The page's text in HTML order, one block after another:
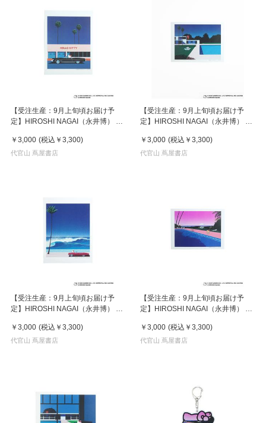
【受注生産：9月上旬頃お届け予
定】HIROSHI NAGAI（永井博） ×
スター / KTHN-PT Untitled 1
￥3,000 (税込 ￥3,300)
代官山 蔦屋書店
【受注生産：9月上旬頃お届け予
定】HIROSHI NAGAI（永井博） ×
スター / KTHN-PT Untitled 3
￥3,000 (税込 ￥3,300)
代官山 蔦屋書店
【受注生産：9月上旬頃お届け予
定】HIROSHI NAGAI（永井博） ×
スター / KTHN-PT Untitled 2
￥3,000 (税込 ￥3,300)
代官山 蔦屋書店
【受注生産：9月上旬頃お届け予
定】HIROSHI NAGAI（永井博） ×
スター / KTHN-PT Untitled 5
￥3,000 (税込 ￥3,300)
代官山 蔦屋書店